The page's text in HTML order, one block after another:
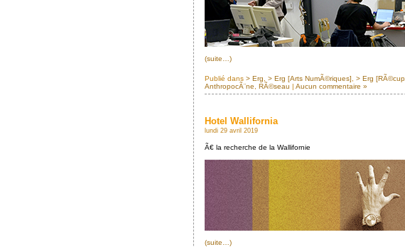
(suite…)
Publié dans > Erg > Erg [Arts NumÃ©riques] > Erg
AnthropocÃ¨ne
RÃ©seau | Aucun commentaire »
Hotel Wallifornia
lundi 29 avril 2019
Ã€ la recherche de la Wallifornie
(suite…)